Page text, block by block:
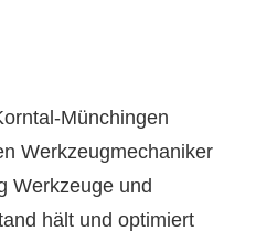
Münchingen
Werkzeugmechaniker
Werkzeuge und
hält und optimiert